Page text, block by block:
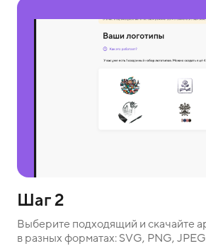
Шаг 2
Выберите подходящий и скачайте
в разных форматах: SVG, PNG, JPEG